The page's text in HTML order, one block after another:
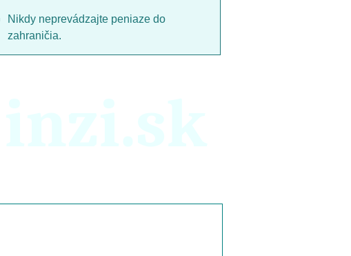
Nikdy neprevádzajte peniaze do
zahraničia.